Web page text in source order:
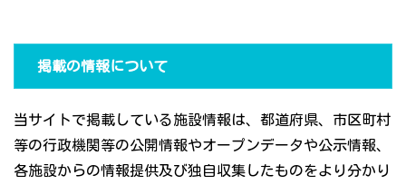
掲載の情報について
当サイトで掲載している施設情報は、都道府県、市区町村
等の行政機関等の公開情報やオープンデータや公示情報、
各施設からの情報提供及び独自収集したものをより分かり